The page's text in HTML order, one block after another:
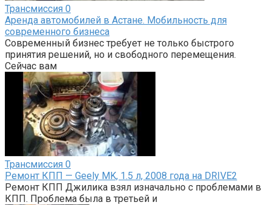
Трансмиссия 0
Аренда автомобилей в Астане. Мобильность для
современного бизнеса
Современный бизнес требует не только быстрого
принятия решений, но и свободного перемещения.
Сейчас вам
Трансмиссия 0
Ремонт КПП — Geely MK, 1.5 л, 2008 года на DRIVE2
Ремонт КПП Джилика взял изначально с проблемами в
КПП. Проблема была в третьей и